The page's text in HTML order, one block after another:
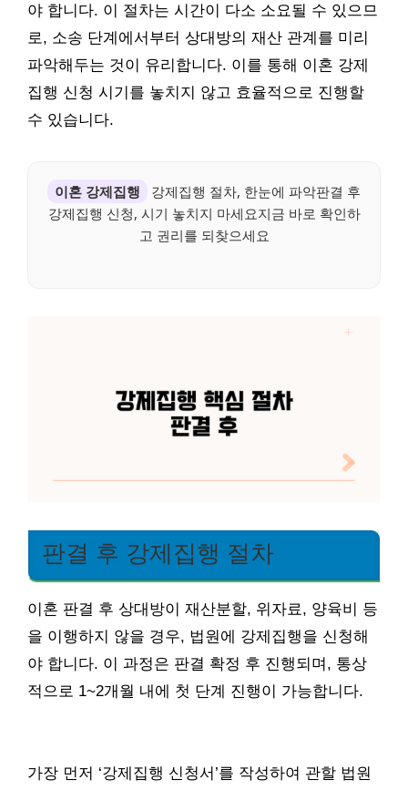
야 합니다. 이 절차는 시간이 다소 소요될 수 있으므
로, 소송 단계에서부터 상대방의 재산 관계를 미리
파악해두는 것이 유리합니다. 이를 통해 이혼 강제
집행 신청 시기를 놓치지 않고 효율적으로 진행할
수 있습니다.
이혼 강제집행
강제집행 절차, 한눈에 파악판결 후
강제집행 신청, 시기 놓치지 마세요지금 바로 확인하
고 권리를 되찾으세요
판결 후 강제집행 절차
이혼 판결 후 상대방이 재산분할, 위자료, 양육비 등
을 이행하지 않을 경우, 법원에 강제집행을 신청해
야 합니다. 이 과정은 판결 확정 후 진행되며, 통상
적으로 1~2개월 내에 첫 단계 진행이 가능합니다.
가장 먼저 ‘강제집행 신청서’를 작성하여 관할 법원